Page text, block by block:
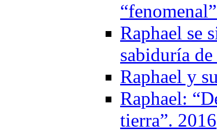
Raphael se
sabiduría
Raphael y
Raphael:
tierra”. 2016